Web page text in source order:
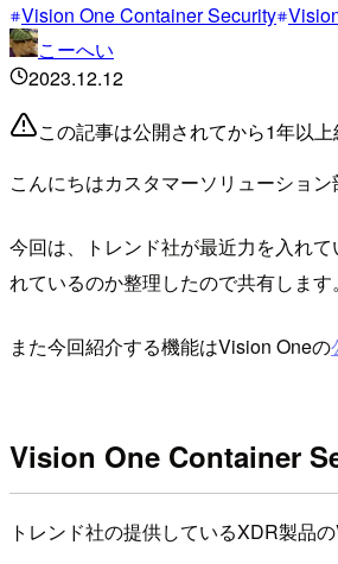
Vision One Container Security
こーへい
2023.12.12
この記事は公開されてから1年以
こんにちはカスタマーソリューション
今回は、トレンド社が最近力を入れ
れているのか整理したので共有します。
また今回紹介する機能はVision Oneの
Vision One Container
トレンド社の提供しているXDR製品